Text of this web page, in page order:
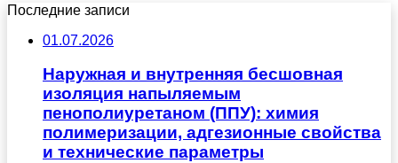
Последние записи
01.07.2026
Наружная и внутренняя бесшовная
изоляция напыляемым
пенополиуретаном (ППУ): химия
полимеризации, адгезионные свойства
и технические параметры